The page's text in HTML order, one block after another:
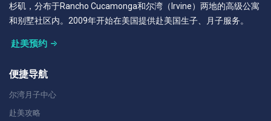
杉矶，分布于Rancho Cucamonga和尔湾（Irvine）两地的高级公寓
和别墅社区内。2009年开始在美国提供赴美国生子、月子服务。
赴美预约
便捷导航
尔湾月子中心
赴美攻略